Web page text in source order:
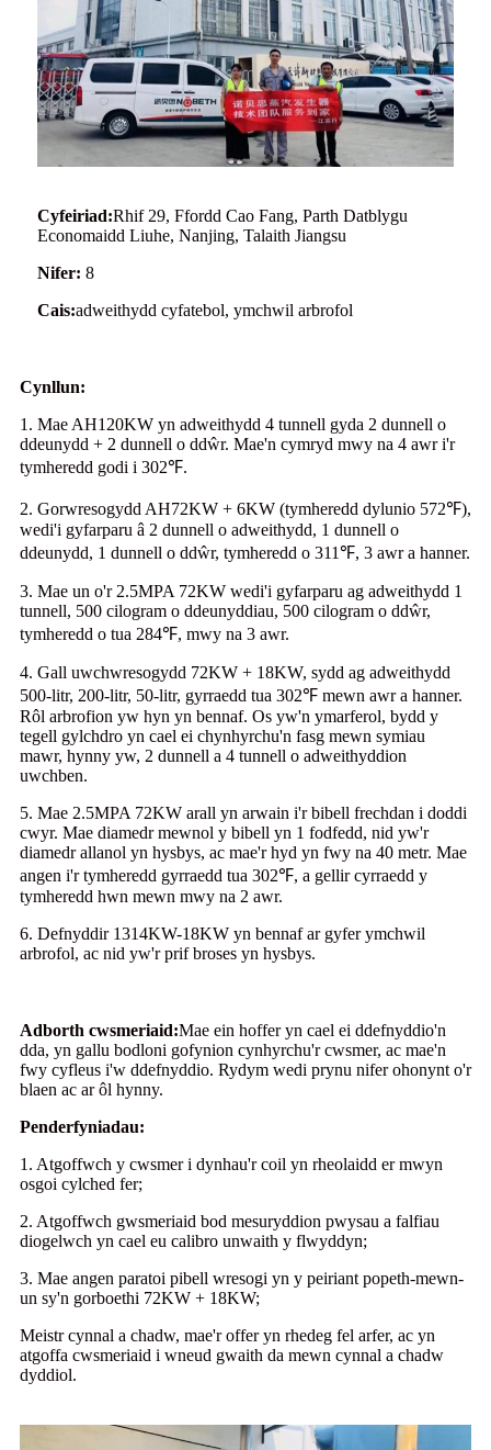
Cyfeiriad:Rhif 29, Ffordd Cao Fang, Parth Datblygu
Economaidd Liuhe, Nanjing, Talaith Jiangsu
Nifer: 8
Cais:adweithydd cyfatebol, ymchwil arbrofol
Cynllun:
1. Mae AH120KW yn adweithydd 4 tunnell gyda 2 dunnell o
ddeunydd + 2 dunnell o ddŵr. Mae'n cymryd mwy na 4 awr i'r
tymheredd godi i 302℉.
2. Gorwresogydd AH72KW + 6KW (tymheredd dylunio 572℉),
wedi'i gyfarparu â 2 dunnell o adweithydd, 1 dunnell o
ddeunydd, 1 dunnell o ddŵr, tymheredd o 311℉, 3 awr a hanner.
3. Mae un o'r 2.5MPA 72KW wedi'i gyfarparu ag adweithydd 1
tunnell, 500 cilogram o ddeunyddiau, 500 cilogram o ddŵr,
tymheredd o tua 284℉, mwy na 3 awr.
4. Gall uwchwresogydd 72KW + 18KW, sydd ag adweithydd
500-litr, 200-litr, 50-litr, gyrraedd tua 302℉ mewn awr a hanner.
Rôl arbrofion yw hyn yn bennaf. Os yw'n ymarferol, bydd y
tegell gylchdro yn cael ei chynhyrchu'n fasg mewn symiau
mawr, hynny yw, 2 dunnell a 4 tunnell o adweithyddion
uwchben.
5. Mae 2.5MPA 72KW arall yn arwain i'r bibell frechdan i doddi
cwyr. Mae diamedr mewnol y bibell yn 1 fodfedd, nid yw'r
diamedr allanol yn hysbys, ac mae'r hyd yn fwy na 40 metr. Mae
angen i'r tymheredd gyrraedd tua 302℉, a gellir cyrraedd y
tymheredd hwn mewn mwy na 2 awr.
6. Defnyddir 1314KW-18KW yn bennaf ar gyfer ymchwil
arbrofol, ac nid yw'r prif broses yn hysbys.
Adborth cwsmeriaid:Mae ein hoffer yn cael ei ddefnyddio'n
dda, yn gallu bodloni gofynion cynhyrchu'r cwsmer, ac mae'n
fwy cyfleus i'w ddefnyddio. Rydym wedi prynu nifer ohonynt o'r
blaen ac ar ôl hynny.
Penderfyniadau:
1. Atgoffwch y cwsmer i dynhau'r coil yn rheolaidd er mwyn
osgoi cylched fer;
2. Atgoffwch gwsmeriaid bod mesuryddion pwysau a falfiau
diogelwch yn cael eu calibro unwaith y flwyddyn;
3. Mae angen paratoi pibell wresogi yn y peiriant popeth-mewn-
un sy'n gorboethi 72KW + 18KW;
Meistr cynnal a chadw, mae'r offer yn rhedeg fel arfer, ac yn
atgoffa cwsmeriaid i wneud gwaith da mewn cynnal a chadw
dyddiol.